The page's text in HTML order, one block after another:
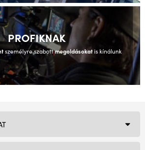
PROFIKNAK
személyre szabottmegoldásokatis kínálunk